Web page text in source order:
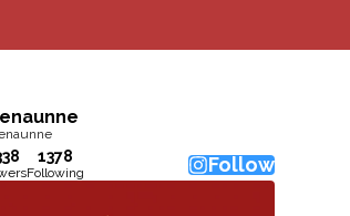
1378
Following Follow